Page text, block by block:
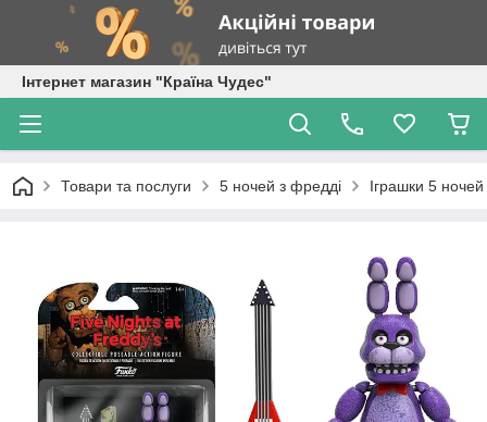
Інтернет магазин "Країна Чудес"
Товари та послуги 5 ночей з фредді Іграшки 5